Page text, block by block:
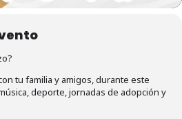
tu familia y amigos, durante este
deporte, jornadas de adopción y